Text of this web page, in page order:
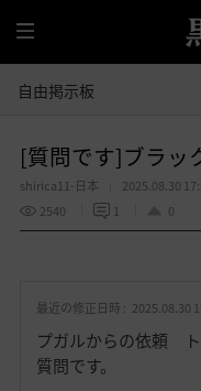
全
体
自由掲示板
[質問です]ブラッ
shirica11-日本
2025.08.30
2540
1 0
最近の修正日時 : 2025.08.30
プガルからの依頼
質問です。